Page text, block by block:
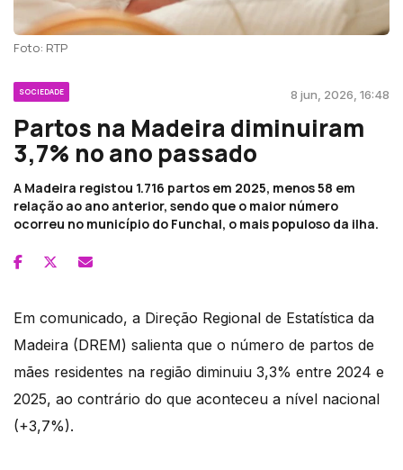
Foto: RTP
SOCIEDADE 8 jun, 2026, 16:48
Partos na Madeira diminuiram
3,7% no ano passado
A Madeira registou 1.716 partos em 2025, menos 58 em
relação ao ano anterior, sendo que o maior número
ocorreu no município do Funchal, o mais populoso da ilha.
Em comunicado, a Direção Regional de Estatística da
Madeira (DREM) salienta que o número de partos de
mães residentes na região diminuiu 3,3% entre 2024 e
2025, ao contrário do que aconteceu a nível nacional
(+3,7%).